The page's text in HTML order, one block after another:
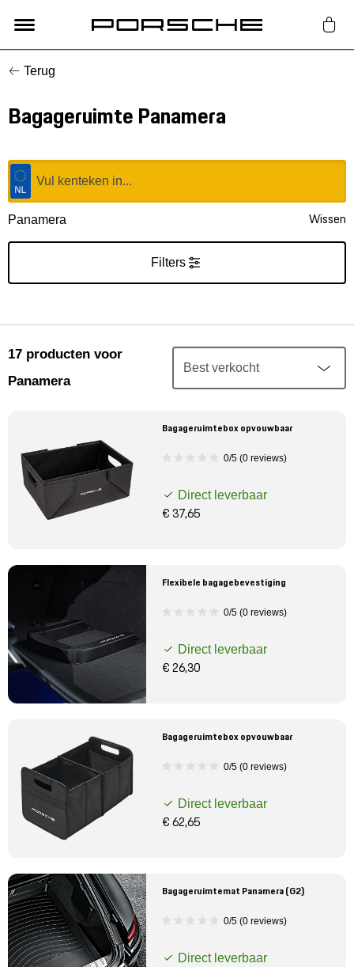
Lifestyle
Auto Accessoires
Classic
Nieuw
Mijn account
Meer Porsche
Porsche informatie
Terug
Bagageruimte Panamera
Panamera Wissen
Filters
17 producten voor
Panamera
Bagageruimtebox opvouwbaar
0/5 (0 reviews)
Direct leverbaar
€ 37,65
Flexibele bagagebevestiging
0/5 (0 reviews)
Direct leverbaar
€ 26,30
Bagageruimtebox opvouwbaar
0/5 (0 reviews)
Direct leverbaar
€ 62,65
Bagageruimtemat Panamera (G2)
0/5 (0 reviews)
Direct leverbaar